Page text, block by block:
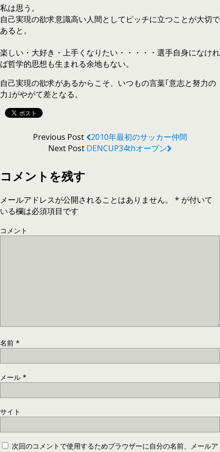
私は思う。
自己実現の欲求意識高い人間としてピッチに立つことが大切で
あると。
楽しい・大好き・上手くなりたい・・・・・選手自身になけれ
ば哲学的思想も生まれる余地もない。
自己実現の欲求があるからこそ、いつもの言葉｢意志と努力の
力｣がやがて差となる。
Previous Post
2010年最初のサッカー仲間
Next Post DENCUP34thオープン
コメントを残す
メールアドレスが公開されることはありません。 * が付いて
いる欄は必須項目です
コメント
名前 *
メール *
サイト
次回のコメントで使用するためブラウザーに自分の名前、メールア